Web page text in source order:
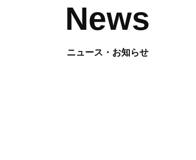
News
ニュース・お知らせ